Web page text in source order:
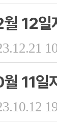
12일
11일